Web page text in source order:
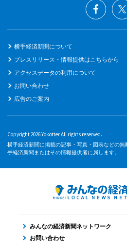
横手経済新聞について
プレスリリース・情報提供はこちらから
アクセスデータの利用について
お問い合わせ
広告のご案内
Copyright 2026 Yokotter All rights reserved.
横手経済新聞に掲載の記事・写真・図表などの
手経済新聞またはその情報提供者に属します。
みんなの経済新聞ネットワーク
お問い合わせ